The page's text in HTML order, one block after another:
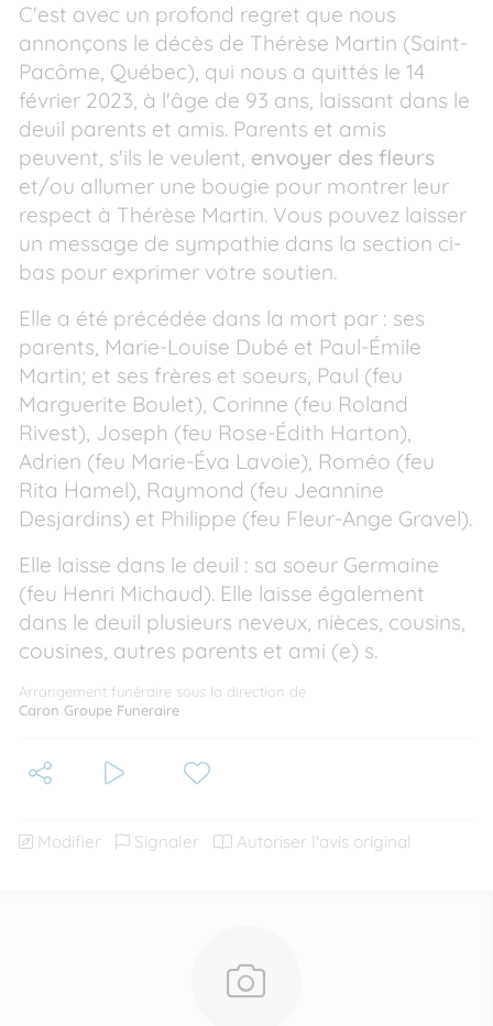
C'est avec un profond regret que nous
annonçons le décès de Thérèse Martin (Saint-
Pacôme, Québec), qui nous a quittés le 14
février 2023, à l'âge de 93 ans, laissant dans le
deuil parents et amis. Parents et amis
peuvent, s'ils le veulent, envoyer des fleurs
et/ou allumer une bougie pour montrer leur
respect à Thérèse Martin. Vous pouvez laisser
un message de sympathie dans la section ci-
bas pour exprimer votre soutien.
Elle a été précédée dans la mort par : ses
parents, Marie-Louise Dubé et Paul-Émile
Martin; et ses frères et soeurs, Paul (feu
Marguerite Boulet), Corinne (feu Roland
Rivest), Joseph (feu Rose-Édith Harton),
Adrien (feu Marie-Éva Lavoie), Roméo (feu
Rita Hamel), Raymond (feu Jeannine
Desjardins) et Philippe (feu Fleur-Ange Gravel).
Elle laisse dans le deuil : sa soeur Germaine
(feu Henri Michaud). Elle laisse également
dans le deuil plusieurs neveux, nièces, cousins,
cousines, autres parents et ami (e) s.
Arrangement funéraire sous la direction de
Caron Groupe Funeraire
Modifier Signaler Autoriser l'avis original